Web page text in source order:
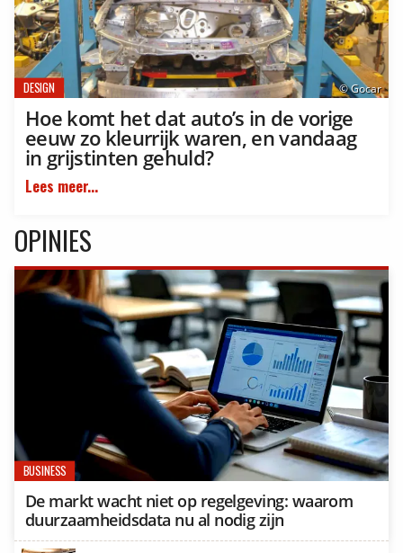
© Gocar
DESIGN
Hoe komt het dat auto’s in de vorige
eeuw zo kleurrijk waren, en vandaag
in grijstinten gehuld?
Lees meer...
OPINIES
BUSINESS
De markt wacht niet op regelgeving: waarom
duurzaamheidsdata nu al nodig zijn